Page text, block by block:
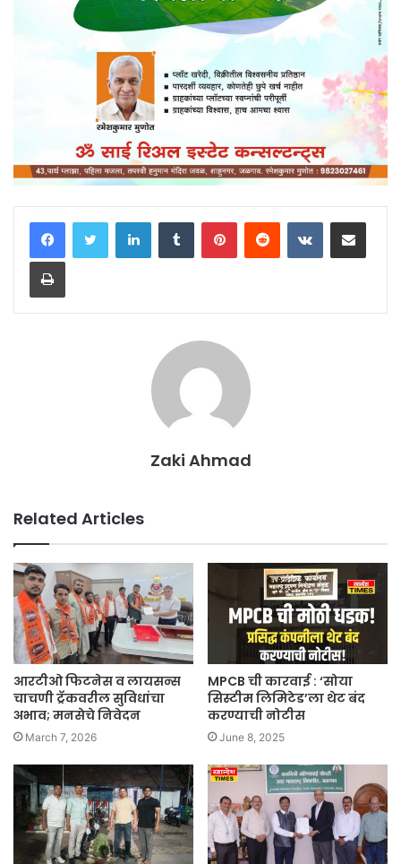
LinkedInTumblr PinterestReddit VKontakteShare via Email
Print
Zaki Ahmad
Related Articles
आरटीओ फिटनेस व लायसन्स
चाचणी ट्रॅकवरील सुविधांचा
अभाव; मनसेचे निवेदन
March 7, 2026
MPCB ची कारवाई : ‘सोया
सिस्टीम लिमिटेड’ला थेट बंद
करण्याची नोटीस
June 8, 2025